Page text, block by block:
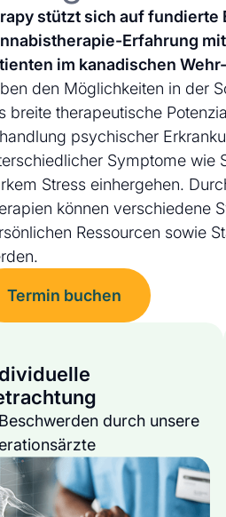
stützt sich auf fundierte
Erfahrung
im kanadischen
den Möglichkeiten in der
breite therapeutische
psychischer
Symptome wie
Stress einhergehen.
können verschiedene
Ressourcen sowie
Termin buchen
durch unsere